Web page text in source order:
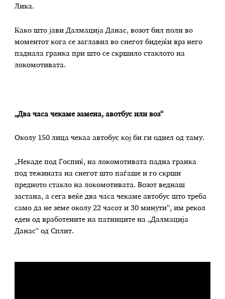
Лика.
Како што јави Далмација Данас, возот бил полн во
моментот кога се заглавил во снегот бидејќи врз него
паднала гранка при што се скршило стаклото на
локомотивата.
„Два часа чекаме замена, авотбус или воз“
Околу 150 лица чекаа автобус кој би ги однел од таму.
„Некаде под Госпиќ, на локомотивата падна гранка
под тежината на снегот што паѓаше и го скрши
предното стакло на локомотивата. Возот веднаш
застана, а сега веќе два часа чекаме автобус што треба
само да не земе околу 22 часот и 30 минути“, им рекол
еден од вработените на патниците на „Далмација
Данас“ од Сплит.